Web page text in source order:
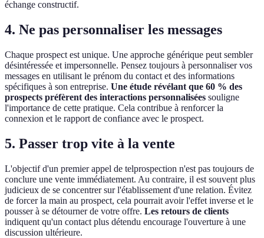
échange constructif.
4. Ne pas personnaliser les messages
Chaque prospect est unique. Une approche générique peut sembler
désintéressée et impersonnelle. Pensez toujours à personnaliser vos
messages en utilisant le prénom du contact et des informations
spécifiques à son entreprise. Une étude révélant que 60 % des
prospects préfèrent des interactions personnalisées souligne
l'importance de cette pratique. Cela contribue à renforcer la
connexion et le rapport de confiance avec le prospect.
5. Passer trop vite à la vente
L'objectif d'un premier appel de telprospection n'est pas toujours de
conclure une vente immédiatement. Au contraire, il est souvent plus
judicieux de se concentrer sur l'établissement d'une relation. Évitez
de forcer la main au prospect, cela pourrait avoir l'effet inverse et le
pousser à se détourner de votre offre. Les retours de clients
indiquent qu'un contact plus détendu encourage l'ouverture à une
discussion ultérieure.